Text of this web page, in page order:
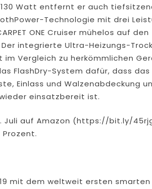
Watt entfernt er auch
Technologie mit drei
ONE Cruiser mühelos auf den
integrierte Ultra-Heizungs-
Vergleich zu herkömmlichen
FlashDry-System dafür, dass
Einlass und Walzenabdeckung
einsatzbereit ist.
Juli auf Amazon (https://bit.ly/
Prozent.
mit dem weltweit ersten